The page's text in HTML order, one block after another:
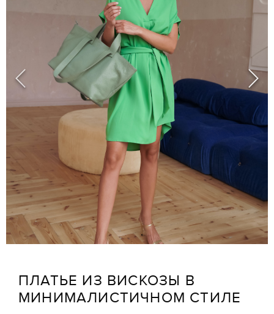
ПЛАТЬЕ ИЗ ВИСКОЗЫ В
МИНИМАЛИСТИЧНОМ СТИЛЕ